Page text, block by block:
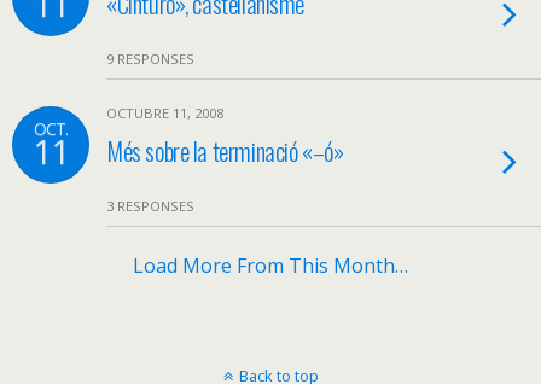
9 RESPONSES
OCT.
11
OCTUBRE 11, 2008
Més sobre la terminació «–ó»
3 RESPONSES
Load More From This Month…
Back to top